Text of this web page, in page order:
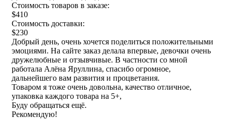
Стоимость товаров в заказе:
$410
Стоимость доставки:
$230
Добрый день, очень хочется поделиться положительными
эмоциями. На сайте заказ делала впервые, девочки очень
дружелюбные и отзывчивые. В частности со мной
работала Алёна Яруллина, спасибо огромное,
дальнейшего вам развития и процветания.
Товаром я тоже очень довольна, качество отличное,
упаковка каждого товара на 5+,
Буду обращаться ещё.
Рекомендую!